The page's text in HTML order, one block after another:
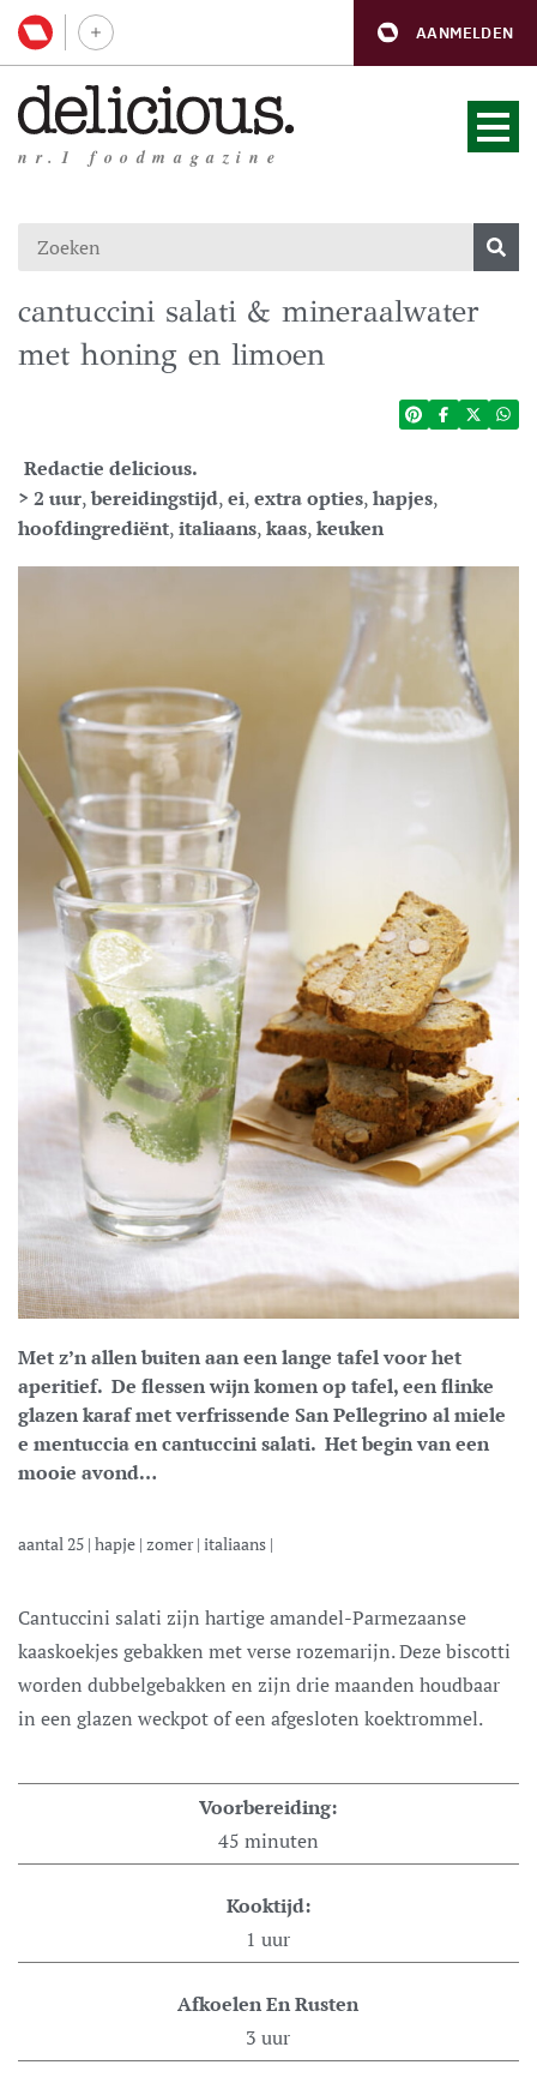
AANMELDEN
nr.1 foodmagazine
cantuccini salati & mineraalwater
met honing en limoen
Redactie delicious.
> 2 uur,bereidingstijd,ei,extra opties,hapjes,
hoofdingrediënt,italiaans,kaas,keuken
Met z’n allen buiten aan een lange tafel voor het
aperitief. De flessen wijn komen op tafel, een flinke
glazen karaf met verfrissende San Pellegrino al miele
e mentuccia en cantuccini salati. Het begin van een
mooie avond…
aantal 25 | hapje | zomer| italiaans |
Cantuccini salati zijn hartige amandel-Parmezaanse
kaaskoekjes gebakken met verse rozemarijn. Deze biscotti
worden dubbelgebakken en zijn drie maanden houdbaar
in een glazen weckpot of een afgesloten koektrommel.
Voorbereiding:
45 minuten
Kooktijd:
1 uur
Afkoelen En Rusten
3 uur